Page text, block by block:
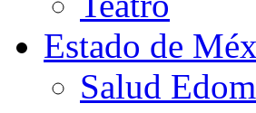
Estado de
Salud